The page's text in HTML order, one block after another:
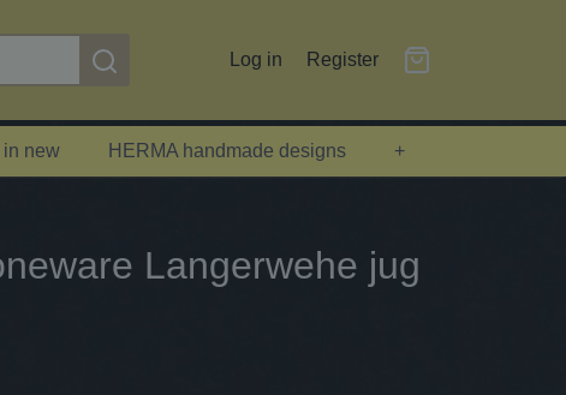
Log in Register
new HERMA handmade designs +
Langerwehe jug